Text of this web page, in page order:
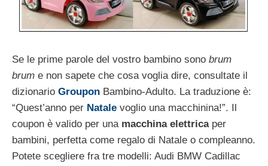
Se le prime parole del vostro bambino sono brum
brum e non sapete che cosa voglia dire, consultate il
dizionario Groupon Bambino-Adulto. La traduzione è:
“Quest’anno per Natale voglio una macchinina!”. Il
coupon è valido per una macchina elettricaper
bambini, perfetta come regalo di Natale o compleanno.
Potete scegliere fra tre modelli: Audi BMW Cadillac